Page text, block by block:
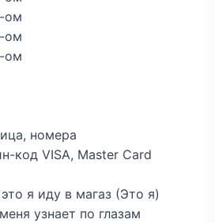
ом
ом
ом
номера
код VISA, Master Card
я иду в магаз (Это я)
узнает по глазам